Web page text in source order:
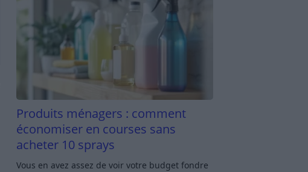
Produits ménagers : comment
économiser en courses sans
acheter 10 sprays
Vous en avez assez de voir votre budget fondre